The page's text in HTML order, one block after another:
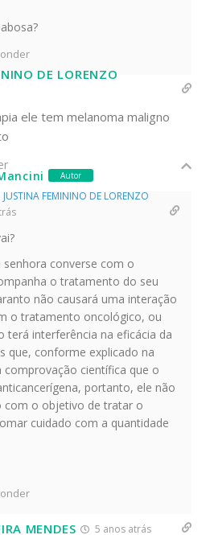
DE LORENZO
ele tem melanoma maligno
Autor
JUSTINA FEMININO DE LORENZO
senhora converse com o
o tratamento do seu
não causará uma interação
o tratamento oncológico, ou
terá interferência na eficácia da
que, conforme explicado na
comprovação científica que o
portanto, ele não
com o objetivo de tratar o
cuidado com a quantidade
MENDES 5 anos atrás